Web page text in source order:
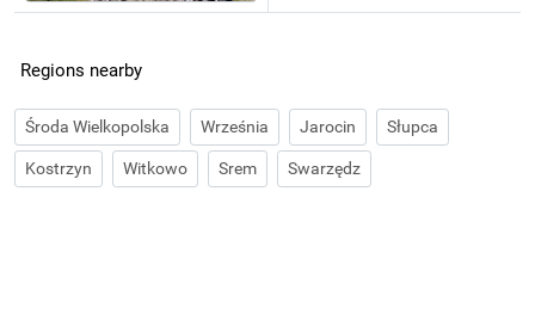
Regions nearby
Środa Wielkopolska Września Jarocin Słupca
Kostrzyn Witkowo Srem Swarzędz